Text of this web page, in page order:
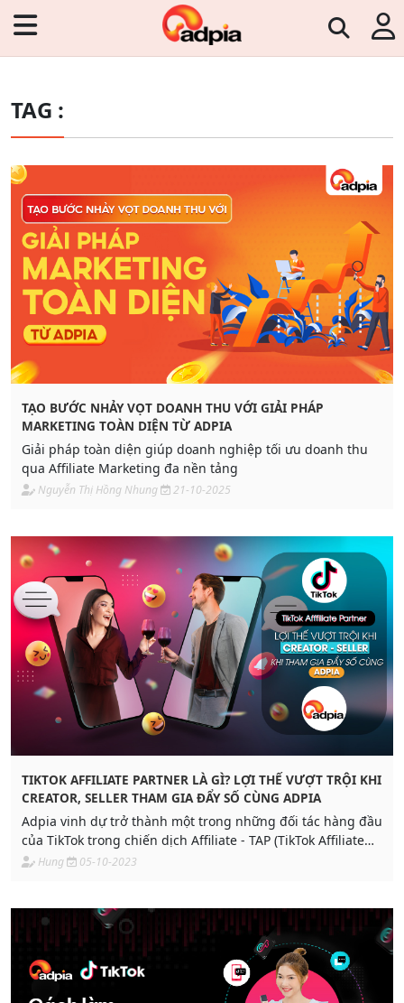
TAG :
TẠO BƯỚC NHẢY VỌT DOANH THU VỚI GIẢI PHÁP
MARKETING TOÀN DIỆN TỪ ADPIA
Giải pháp toàn diện giúp doanh nghiệp tối ưu doanh thu
qua Affiliate Marketing đa nền tảng
Nguyễn Thị Hồng Nhung 21-10-2025
TIKTOK AFFILIATE PARTNER LÀ GÌ? LỢI THẾ VƯỢT TRỘI KHI
CREATOR, SELLER THAM GIA ĐẨY SỐ CÙNG ADPIA
Adpia vinh dự trở thành một trong những đối tác hàng đầu
của TikTok trong chiến dịch Affiliate - TAP (TikTok Affiliate
Partner), việc tham gia vào hệ thống của ADPIA, các nhà
Hung 05-10-2023